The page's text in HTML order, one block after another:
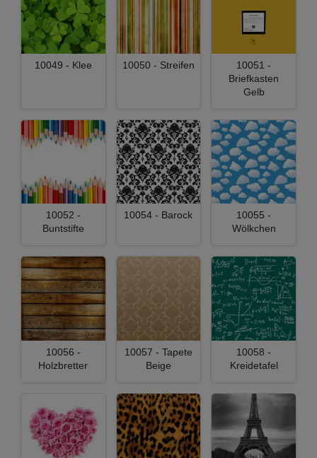
10049 - Klee 10050 - Streifen
10051 -
Briefkasten
Gelb
10052 -
Buntstifte
10054 - Barock
10055 -
Wölkchen
10056 -
Holzbretter
10057 - Tapete
Beige
10058 -
Kreidetafel